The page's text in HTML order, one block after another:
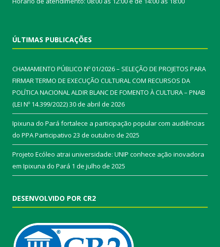
ÚLTIMAS PUBLICAÇÕES
CHAMAMENTO PÚBLICO Nº 01/2026 – SELEÇÃO DE PROJETOS PARA
FIRMAR TERMO DE EXECUÇÃO CULTURAL COM RECURSOS DA
POLÍTICA NACIONAL ALDIR BLANC DE FOMENTO À CULTURA – PNAB
(LEI Nº 14.399/2022)30 de abril de 2026
Ipixuna do Pará fortalece a participação popular com audiências
do PPA Participativo 23 de outubro de 2025
Projeto Ecóleo atrai universidade: UNIP conhece ação inovadora
em Ipixuna do Pará 1 de julho de 2025
DESENVOLVIDO POR CR2